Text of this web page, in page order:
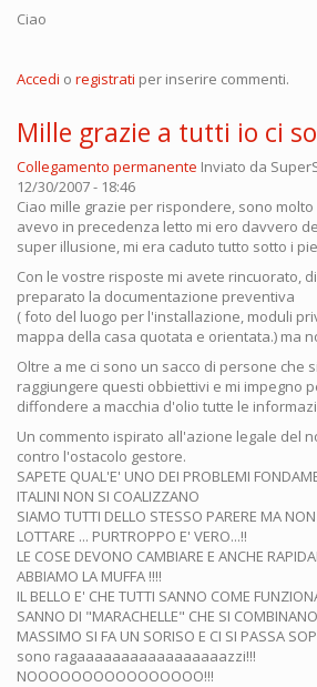
Ciao
Accedi o registrati per inserire commenti.
Mille grazie a tutti io ci
Collegamento permanente Inviato da
12/30/2007 - 18:46
Ciao mille grazie per rispondere, sono
avevo in precedenza letto mi ero davvero
super illusione, mi era caduto tutto sotto i
Con le vostre risposte mi avete rincuorato,
preparato la documentazione preventiva
( foto del luogo per l'installazione, moduli
mappa della casa quotata e orientata.) ma
Oltre a me ci sono un sacco di persone che
raggiungere questi obbiettivi e mi impegno
diffondere a macchia d'olio tutte le
Un commento ispirato all'azione legale del
contro l'ostacolo gestore.
SAPETE QUAL'E' UNO DEI PROBLEMI
ITALINI NON SI COALIZZANO
SIAMO TUTTI DELLO STESSO PARERE MA
LOTTARE ... PURTROPPO E' VERO...!!
LE COSE DEVONO CAMBIARE E ANCHE
ABBIAMO LA MUFFA !!!!
IL BELLO E' CHE TUTTI SANNO COME
SANNO DI "MARACHELLE" CHE SI
MASSIMO SI FA UN SORISO E CI SI PASSA
sono ragaaaaaaaaaaaaaaaaazzi!!!
NOOOOOOOOOOOOOOOO!!!